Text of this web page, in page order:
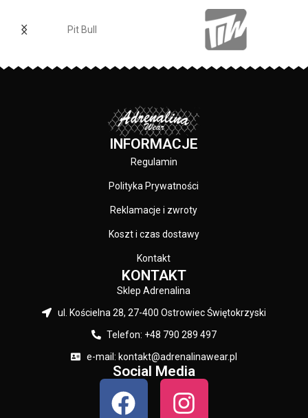
Pit Bull
INFORMACJE
Regulamin
Polityka Prywatności
Reklamacje i zwroty
Koszt i czas dostawy
Kontakt
KONTAKT
Sklep Adrenalina
ul. Kościelna 28, 27-400 Ostrowiec Świętokrzyski
Telefon: +48 790 289 497
e-mail: kontakt@adrenalinawear.pl
Social Media